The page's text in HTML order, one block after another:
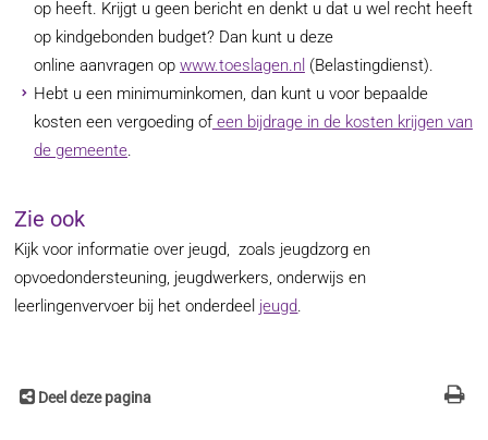
op heeft. Krijgt u geen bericht en denkt u dat u wel recht heeft
op kindgebonden budget? Dan kunt u deze
online aanvragen op www.toeslagen.nl (Belastingdienst).
Hebt u een minimuminkomen, dan kunt u voor bepaalde
kosten een vergoeding ofeen bijdrage in de kosten krijgen van
de gemeente.
Zie ook
Kijk voor informatie over jeugd, zoals jeugdzorg en
opvoedondersteuning, jeugdwerkers, onderwijs en
leerlingenvervoer bij het onderdeel jeugd.
Deel deze pagina